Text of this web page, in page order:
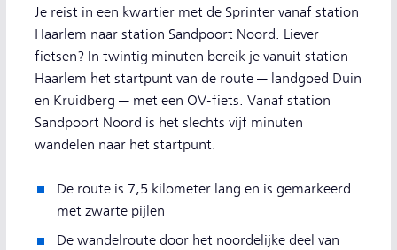
Je reist in een kwartier met de Sprinter vanaf station
Haarlem naar station Sandpoort Noord. Liever
fietsen? In twintig minuten bereik je vanuit station
Haarlem het startpunt van de route — landgoed Duin
en Kruidberg — met een OV-fiets. Vanaf station
Sandpoort Noord is het slechts vijf minuten
wandelen naar het startpunt.
De route is 7,5 kilometer lang en is gemarkeerd
met zwarte pijlen
De wandelroute door het noordelijke deel van